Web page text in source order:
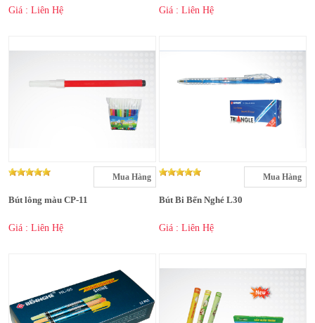
Giá : Liên Hệ Giá : Liên Hệ
Mua Hàng
Bút lông màu CP-11
Giá : Liên Hệ
Mua Hàng
Bút Bi Bến Nghé L30
Giá : Liên Hệ